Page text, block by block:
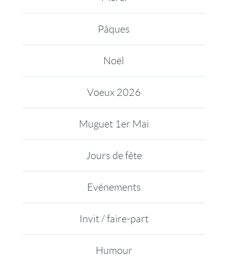
Pâques
Noël
Voeux 2026
Muguet 1er Mai
Jours de fête
Evénements
Invit / faire-part
Humour